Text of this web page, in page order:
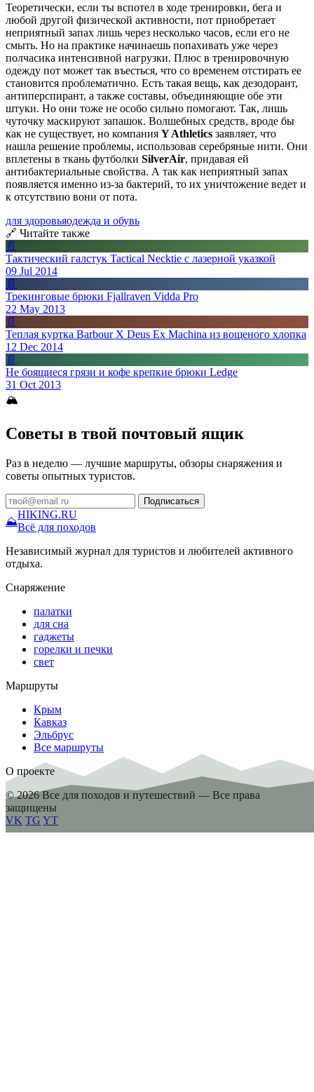
Теоретически, если ты вспотел в ходе тренировки, бега и
любой другой физической активности, пот приобретает
неприятный запах лишь через несколько часов, если его не
смыть. Но на практике начинаешь попахивать уже через
полчасика интенсивной нагрузки. Плюс в тренировочную
одежду пот может так въесться, что со временем отстирать ее
становится проблематично. Есть такая вещь, как дезодорант,
антиперспирант, а также составы, объединяющие обе эти
штуки. Но они тоже не особо сильно помогают. Так, лишь
чуточку маскируют запашок. Волшебных средств, вроде бы
как не существует, но компания Y Athletics заявляет, что
нашла решение проблемы, использовав серебряные нити. Они
вплетены в ткань футболки SilverAir, придавая ей
антибактериальные свойства. А так как неприятный запах
появляется именно из-за бактерий, то их уничтожение ведет и
к отсутствию вони от пота.
для здоровьяодежда и обувь
🔗 Читайте также
📄
Тактический галстук Tactical Necktie с лазерной указкой
09 Jul 2014
📄
Трекинговые брюки Fjallraven Vidda Pro
22 May 2013
📄
Теплая куртка Barbour X Deus Ex Machina из вощеного хлопка
12 Dec 2014
📄
Не боящиеся грязи и кофе крепкие брюки Ledge
31 Oct 2013
🏔
Советы в твой почтовый ящик
Раз в неделю — лучшие маршруты, обзоры снаряжения и
советы опытных туристов.
Подписаться
⛰
HIKING.RU
Всё для походов
Независимый журнал для туристов и любителей активного
отдыха.
Снаряжение
палатки
для сна
гаджеты
горелки и печки
свет
Маршруты
Крым
Кавказ
Эльбрус
Все маршруты
О проекте
© 2026 Все для походов и путешествий — Все права
защищены
VK TG YT